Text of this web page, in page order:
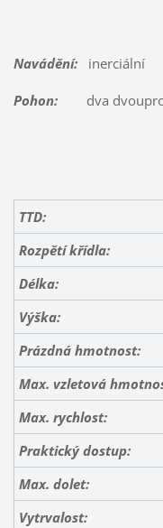
Navádění:inerciální
Pohon:dva
TTD:
Rozpětí křídla:
Délka:
Výška:
Prázdná hmotnost:
Max. vzletová
Max. rychlost:
Praktický dostup:
Max. dolet:
Vytrvalost: